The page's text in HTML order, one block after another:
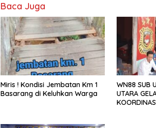
Baca Juga
Miris ! Kondisi Jembatan Km 1
Basarang di Keluhkan Warga
WN88 SUB
UTARA